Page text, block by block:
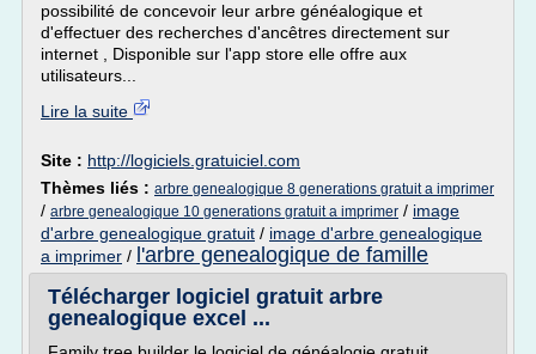
possibilité de concevoir leur arbre généalogique et
d'effectuer des recherches d'ancêtres directement sur
internet , Disponible sur l'app store elle offre aux
utilisateurs...
Lire la suite
Site : http://logiciels.gratuiciel.com
Thèmes liés : arbre genealogique 8 generations gratuit a imprimer
/ arbre genealogique 10 generations gratuit a imprimer / image
d'arbre genealogique gratuit / image d'arbre genealogique
a imprimer / l'arbre genealogique de famille
Télécharger logiciel gratuit arbre
genealogique excel ...